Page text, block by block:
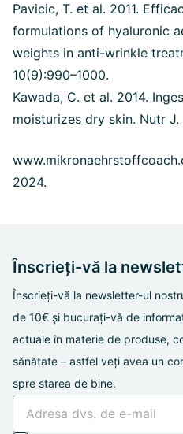
Pavicic, T. et al. 2011.
formulations of hyaluronic
weights in anti-wrinkle
10(9):990–1000.
Kawada, C. et al. 2014.
moisturizes dry skin. Nutr J.
2024.
Înscrieți-vă la
Înscrieți-vă la newsletter-ul
de 10€ și bucurați-vă de
actuale în materie de produse,
sănătate – astfel veți avea un
spre starea de bine.